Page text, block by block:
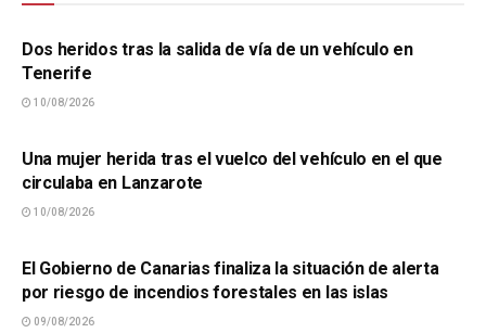
SUCESOS
Dos heridos tras la salida de vía de un vehículo en
Tenerife
10/08/2026
Una mujer herida tras el vuelco del vehículo en el que
circulaba en Lanzarote
10/08/2026
El Gobierno de Canarias finaliza la situación de alerta
por riesgo de incendios forestales en las islas
09/08/2026